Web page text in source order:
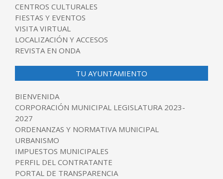
CENTROS CULTURALES
FIESTAS Y EVENTOS
VISITA VIRTUAL
LOCALIZACIÓN Y ACCESOS
REVISTA EN ONDA
TU AYUNTAMIENTO
BIENVENIDA
CORPORACIÓN MUNICIPAL LEGISLATURA 2023-
2027
ORDENANZAS Y NORMATIVA MUNICIPAL
URBANISMO
IMPUESTOS MUNICIPALES
PERFIL DEL CONTRATANTE
PORTAL DE TRANSPARENCIA